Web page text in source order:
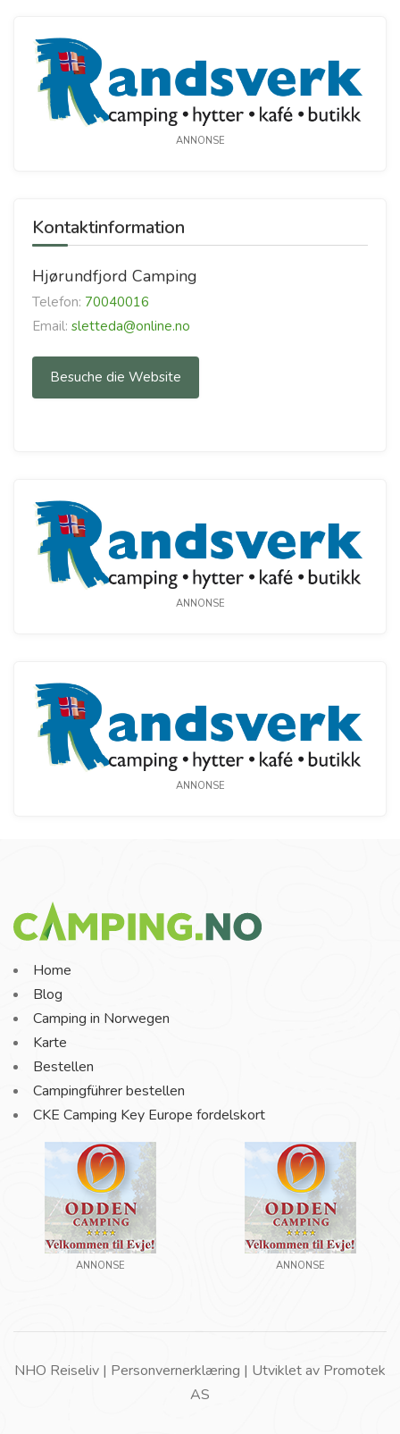
ANNONSE
Kontaktinformation
Hjørundfjord Camping
Telefon: 70040016
Email: sletteda@online.no
Besuche die Website
ANNONSE
ANNONSE
Home
Blog
Camping in Norwegen
Karte
Bestellen
Campingführer bestellen
CKE Camping Key Europe fordelskort
ANNONSE ANNONSE
NHO Reiseliv | Personvernerklæring | Utviklet av Promotek
AS